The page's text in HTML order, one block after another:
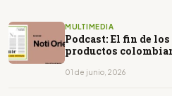
MULTIMEDIA
Podcast: El fin de los
productos
01 de junio, 2026